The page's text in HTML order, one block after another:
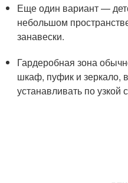
Еще один вариант —
небольшом
занавески.
Гардеробная зона
шкаф, пуфик и зеркало,
устанавливать по узкой